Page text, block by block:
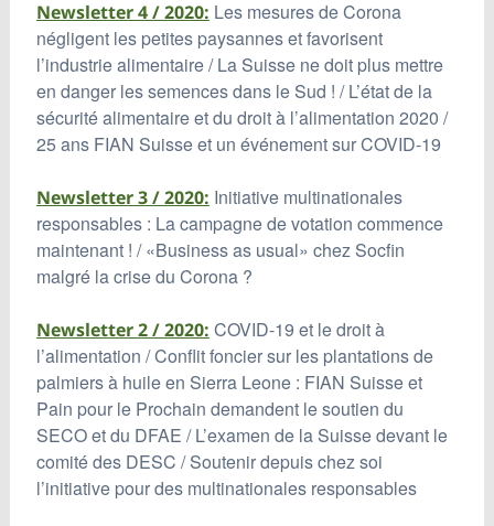
Newsletter 4 / 2020: Les mesures de Corona
négligent les petites paysannes et favorisent
l’industrie alimentaire / La Suisse ne doit plus mettre
en danger les semences dans le Sud ! / L’état de la
sécurité alimentaire et du droit à l’alimentation 2020 /
25 ans FIAN Suisse et un événement sur COVID-19
Newsletter 3 / 2020: Initiative multinationales
responsables : La campagne de votation commence
maintenant ! / «Business as usual» chez Socfin
malgré la crise du Corona ?
Newsletter 2 / 2020: COVID-19 et le droit à
l’alimentation / Conflit foncier sur les plantations de
palmiers à huile en Sierra Leone : FIAN Suisse et
Pain pour le Prochain demandent le soutien du
SECO et du DFAE / L’examen de la Suisse devant le
comité des DESC / Soutenir depuis chez soi
l’initiative pour des multinationales responsables